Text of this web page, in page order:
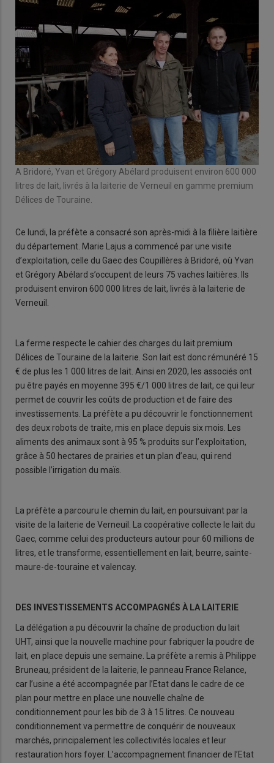
A Bridoré, Yvan et Grégory Abélard produisent environ 600 000
litres de lait, livrés à la laiterie de Verneuil en gamme premium
Délices de Touraine.
Ce lundi, la préfète a consacré son après-midi à la filière laitière
du département. Marie Lajus a commencé par une visite
d’exploitation, celle du Gaec des Coupillères à Bridoré, où Yvan
et Grégory Abélard s’occupent de leurs 75 vaches laitières. Ils
produisent environ 600 000 litres de lait, livrés à la laiterie de
Verneuil.
La ferme respecte le cahier des charges du lait premium
Délices de Touraine de la laiterie. Son lait est donc rémunéré 15
€ de plus les 1 000 litres de lait. Ainsi en 2020, les associés ont
pu être payés en moyenne 395 €/1 000 litres de lait, ce qui leur
permet de couvrir les coûts de production et de faire des
investissements. La préfète a pu découvrir le fonctionnement
des deux robots de traite, mis en place depuis six mois. Les
aliments des animaux sont à 95 % produits sur l’exploitation,
grâce à 50 hectares de prairies et un plan d’eau, qui rend
possible l’irrigation du maïs.
La préfète a parcouru le chemin du lait, en poursuivant par la
visite de la laiterie de Verneuil. La coopérative collecte le lait du
Gaec, comme celui des producteurs autour pour 60 millions de
litres, et le transforme, essentiellement en lait, beurre, sainte-
maure-de-touraine et valencay.
DES INVESTISSEMENTS ACCOMPAGNÉS À LA LAITERIE
La délégation a pu découvrir la chaîne de production du lait
UHT, ainsi que la nouvelle machine pour fabriquer la poudre de
lait, en place depuis une semaine. La préfète a remis à Philippe
Bruneau, président de la laiterie, le panneau France Relance,
car l’usine a été accompagnée par l’Etat dans le cadre de ce
plan pour mettre en place une nouvelle chaîne de
conditionnement pour les bib de 3 à 15 litres. Ce nouveau
conditionnement va permettre de conquérir de nouveaux
marchés, principalement les collectivités locales et leur
restauration hors foyer. L’accompagnement financier de l’Etat